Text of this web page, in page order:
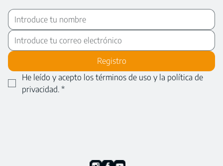
Registro
He leído y acepto los términos de uso y la política de
privacidad. *